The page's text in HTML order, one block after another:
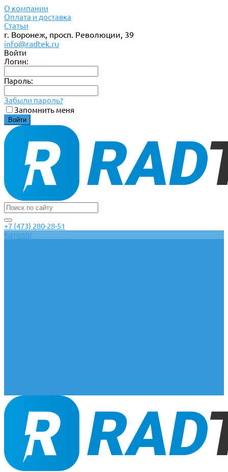
О компании
Оплата и доставка
Статьи
г. Воронеж, просп. Революции, 39
info@radtek.ru
Войти
Логин:
Пароль:
Забыли пароль?
Запомнить меня
+7 (473) 280-28-51
Каталог